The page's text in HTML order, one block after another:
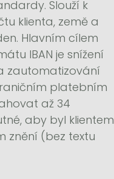
Slouží k
klienta, země a
Hlavním cílem
IBAN je snížení
zautomatizování
platebním
až 34
aby byl klientem
znění (bez textu